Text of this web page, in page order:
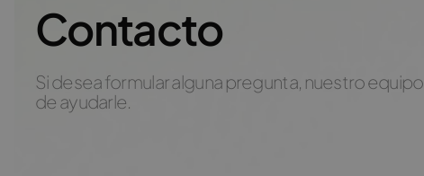
Contacto
Si desea formular alguna pregunta, nuestro
de ayudarle.